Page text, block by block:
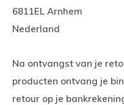
6811EL Arnhem
Nederland
Na ontvangst van je
producten ontvang je
retour op je